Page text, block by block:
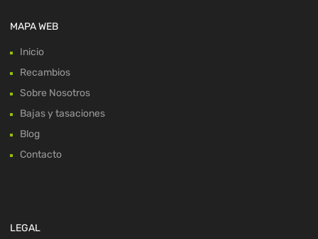
MAPA WEB
Inicio
Recambios
Sobre Nosotros
Bajas y tasaciones
Blog
Contacto
LEGAL